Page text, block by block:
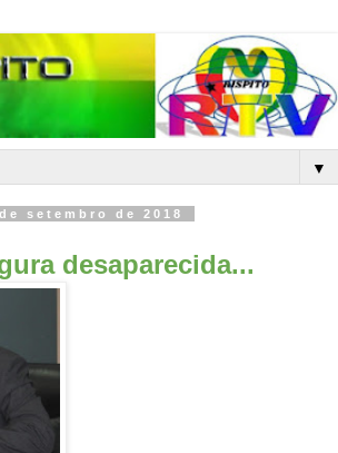
▼
setembro de 2018
desaparecida...